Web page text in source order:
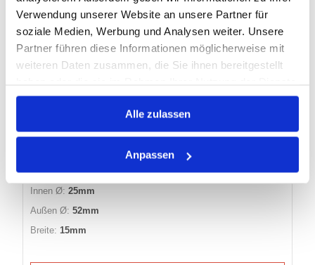
Verwendung unserer Website an unsere Partner für
soziale Medien, Werbung und Analysen weiter. Unsere
Partner führen diese Informationen möglicherweise mit
weiteren Daten zusammen, die Sie ihnen bereitgestellt
gesammelt haben.
Alle zulassen
Anpassen
RILLENKUGELLAGER 6205-2Z SKF
Marke: SKF
Bezeichnung: 6205-2Z SKF
Innen Ø: 25mm
Außen Ø: 52mm
Breite: 15mm